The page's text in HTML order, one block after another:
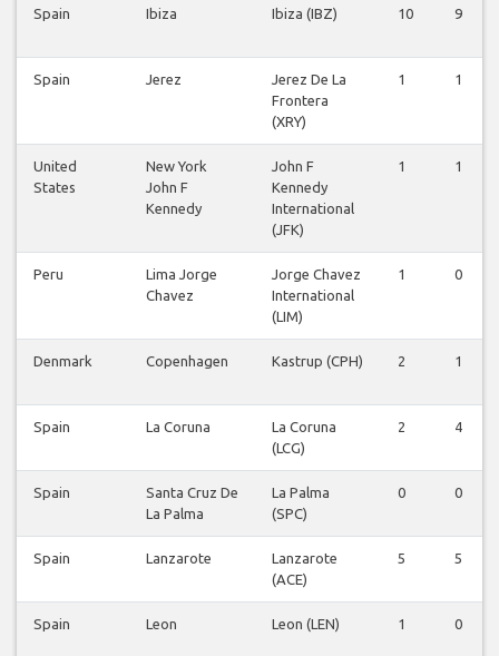
Spain Ibiza Ibiza (IBZ) 10 9
Spain Jerez
Jerez De La
Frontera
(XRY)
1 1
United
States
New York
John F
Kennedy
John F
Kennedy
International
(JFK)
1 1
Peru
Lima Jorge
Chavez
Jorge Chavez
International
(LIM)
1 0
Denmark Copenhagen Kastrup (CPH) 2 1
Spain La Coruna
La Coruna
(LCG)
2 4
Spain
Santa Cruz De
La Palma
La Palma
(SPC)
0 0
Spain Lanzarote
Lanzarote
(ACE)
5 5
Spain Leon Leon (LEN) 1 0